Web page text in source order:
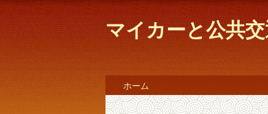
マイカーと公共
ホーム